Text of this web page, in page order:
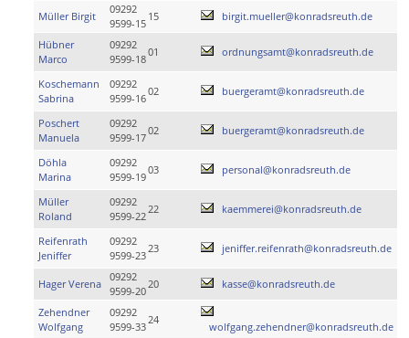
Müller Birgit
09292
9599-15
15 birgit.mueller@konradsreuth.de
Hübner
Marco
09292
9599-18
01 ordnungsamt@konradsreuth.de
Koschemann
Sabrina
09292
9599-16
02 buergeramt@konradsreuth.de
Poschert
Manuela
09292
9599-17
02 buergeramt@konradsreuth.de
Döhla
Marina
09292
9599-19
03 personal@konradsreuth.de
Müller
Roland
09292
9599-22
22 kaemmerei@konradsreuth.de
Reifenrath
Jeniffer
09292
9599-23
23 jeniffer.reifenrath@konradsreuth.de
Hager Verena
09292
9599-20
20 kasse@konradsreuth.de
Zehendner
Wolfgang
09292
9599-33
24
wolfgang.zehendner@konradsreuth.de